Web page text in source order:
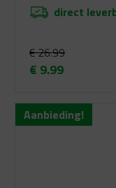
direct
€26.99
prijs
was:
€ 9.99
prijs
is:
Aanbieding!